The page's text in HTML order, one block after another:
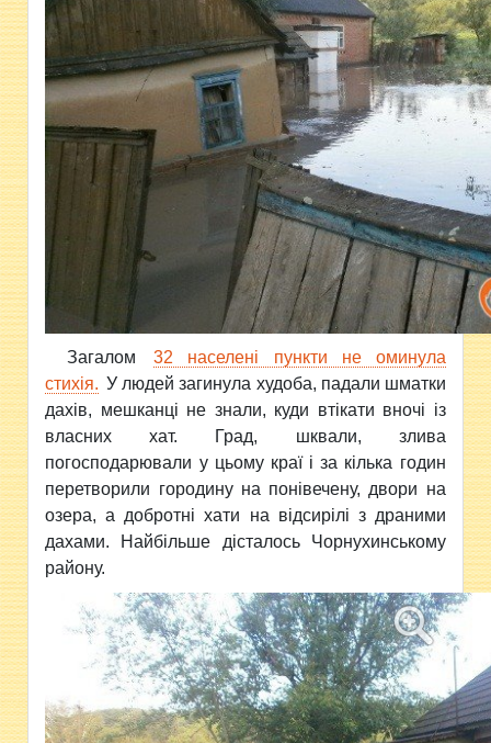
Загалом
32 населені пункти не оминула
стихія. У людей загинула худоба, падали шматки
дахів, мешканці не знали, куди втікати вночі із
власних хат. Град, шквали, злива
погосподарювали у цьому краї і за кілька годин
перетворили городину на понівечену, двори на
озера, а добротні хати на відсирілі з драними
дахами. Найбільше дісталось Чорнухинському
району.